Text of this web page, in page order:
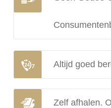
Altijd goed
Zelf afhalen.